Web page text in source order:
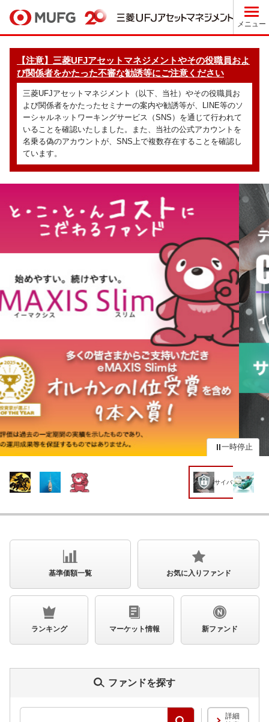
メニュー
【注意】三菱UFJアセットマネジメントやその役職員およ
び関係者をかたった不審な勧誘等にご注意ください
三菱UFJアセットマネジメント（以下、当社）やその役職員お
よび関係者をかたったセミナーの案内や勧誘等が、LINE等のソ
ーシャルネットワーキングサービス（SNS）を通じて行われて
いることを確認いたしました。また、当社の公式アカウントを
名乗る偽のアカウントが、SNS上で複数存在することを確認し
ています。
一時停止
サイバーセキュリティ株式オープン
基準価額一覧 お気に入りファンド
ランキング マーケット情報 新ファンド
ファンドを探す
詳細